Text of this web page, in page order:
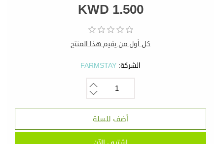
KWD 1.500
كل أول من يقيم هذا المنتج
الشركة: FARMSTAY